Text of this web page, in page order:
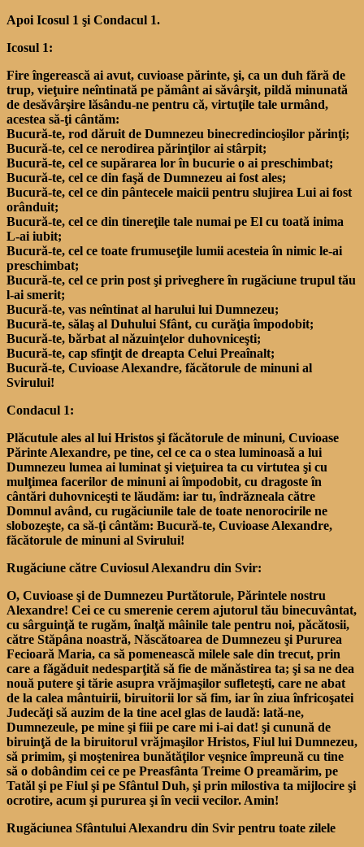
Apoi Icosul 1 şi Condacul 1.
Icosul 1:
Fire îngerească ai avut, cuvioase părinte, şi, ca un duh fără de
trup, vieţuire neîntinată pe pământ ai săvârşit, pildă minunată
de desăvârşire lăsându-ne pentru că, virtuţile tale urmând,
acestea să-ţi cântăm:
Bucură-te, rod dăruit de Dumnezeu binecredincioşilor părinţi;
Bucură-te, cel ce nerodirea părinţilor ai stârpit;
Bucură-te, cel ce supărarea lor în bucurie o ai preschimbat;
Bucură-te, cel ce din faşă de Dumnezeu ai fost ales;
Bucură-te, cel ce din pântecele maicii pentru slujirea Lui ai fost
orânduit;
Bucură-te, cel ce din tinereţile tale numai pe El cu toată inima
L-ai iubit;
Bucură-te, cel ce toate frumuseţile lumii acesteia în nimic le-ai
preschimbat;
Bucură-te, cel ce prin post şi priveghere în rugăciune trupul tău
l-ai smerit;
Bucură-te, vas neîntinat al harului lui Dumnezeu;
Bucură-te, sălaş al Duhului Sfânt, cu curăţia împodobit;
Bucură-te, bărbat al năzuinţelor duhovniceşti;
Bucură-te, cap sfinţit de dreapta Celui Preaînalt;
Bucură-te, Cuvioase Alexandre, făcătorule de minuni al
Svirului!
Condacul 1:
Plăcutule ales al lui Hristos şi făcătorule de minuni, Cuvioase
Părinte Alexandre, pe tine, cel ce ca o stea luminoasă a lui
Dumnezeu lumea ai luminat şi vieţuirea ta cu virtutea şi cu
mulţimea facerilor de minuni ai împodobit, cu dragoste în
cântări duhovniceşti te lăudăm: iar tu, îndrăzneala către
Domnul având, cu rugăciunile tale de toate nenorocirile ne
slobozeşte, ca să-ţi cântăm: Bucură-te, Cuvioase Alexandre,
făcătorule de minuni al Svirului!
Rugăciune către Cuviosul Alexandru din Svir:
O, Cuvioase şi de Dumnezeu Purtătorule, Părintele nostru
Alexandre! Cei ce cu smerenie cerem ajutorul tău binecuvântat,
cu sârguinţă te rugăm, înalţă mâinile tale pentru noi, păcătosii,
către Stăpâna noastră, Născătoarea de Dumnezeu şi Pururea
Fecioară Maria, ca să pomenească milele sale din trecut, prin
care a făgăduit nedesparţită să fie de mănăstirea ta; şi sa ne dea
nouă putere şi tărie asupra vrăjmaşilor sufleteşti, care ne abat
de la calea mântuirii, biruitorii lor să fim, iar în ziua înfricoşatei
Judecăţi să auzim de la tine acel glas de laudă: lată-ne,
Dumnezeule, pe mine şi fiii pe care mi i-ai dat! şi cunună de
biruinţă de la biruitorul vrăjmaşilor Hristos, Fiul lui Dumnezeu,
să primim, şi moştenirea bunătăţilor veşnice împreună cu tine
să o dobândim cei ce pe Preasfânta Treime O preamărim, pe
Tatăl şi pe Fiul şi pe Sfântul Duh, şi prin milostiva ta mijlocire şi
ocrotire, acum şi pururea şi în vecii vecilor. Amin!
Rugăciunea Sfântului Alexandru din Svir pentru toate zilele